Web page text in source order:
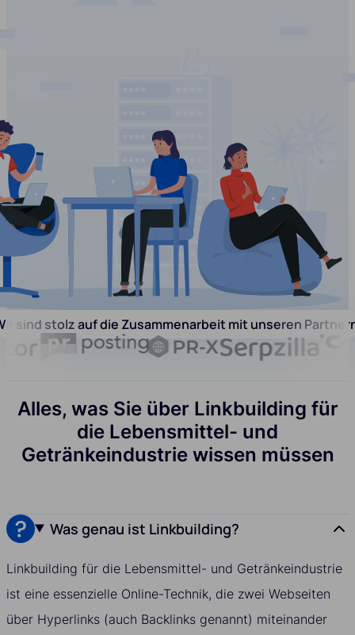
sind stolz auf die Zusammenarbeit mit unseren
Alles, was Sie über Linkbuilding für
die Lebensmittel- und
Getränkeindustrie wissen müssen
Was genau ist Linkbuilding?
Linkbuilding für die Lebensmittel- und Getränkeindustrie
ist eine essenzielle Online-Technik, die zwei Webseiten
über Hyperlinks (auch Backlinks genannt) miteinander